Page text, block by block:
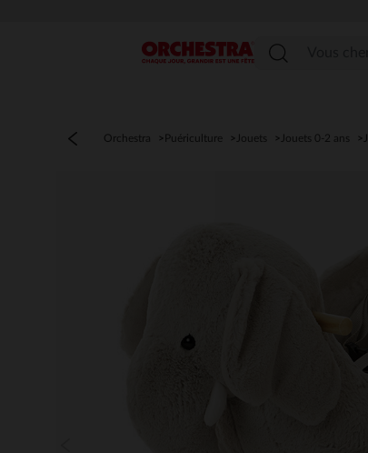
Menu
Orchestra Puériculture Jouets Jouets 0-2 ans